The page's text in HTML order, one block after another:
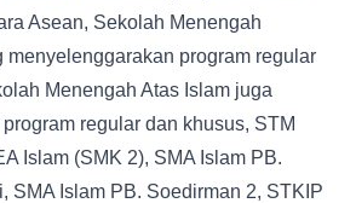
Asean, Sekolah Menengah
menyelenggarakan program regular
Menengah Atas Islam juga
regular dan khusus, STM
Islam (SMK 2), SMA Islam PB.
SMA Islam PB. Soedirman 2, STKIP